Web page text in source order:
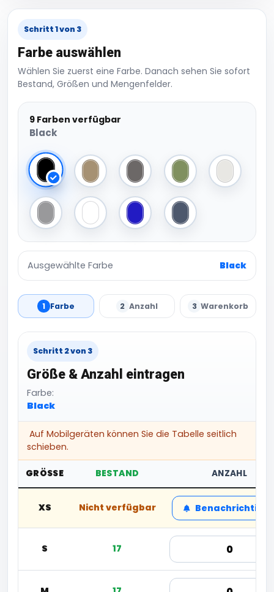
Schritt 1 von 3
Farbe auswählen
Wählen Sie zuerst eine Farbe. Danach sehen Sie sofort
Bestand, Größen und Mengenfelder.
9 Farben verfügbar
Black
Black U. Beige Darkgrey Olive Ready For
Heather GreyWhite Cobalt Blue Vintage Blue
Ausgewählte Farbe Black
1 Farbe 2 Anzahl 3 Warenkorb
Schritt 2 von 3
Größe & Anzahl eintragen
Farbe:
Black
Auf Mobilgeräten können Sie die Tabelle seitlich
schieben.
GRÖSSE BESTAND ANZAHL
XS Nicht verfügbar
S 17